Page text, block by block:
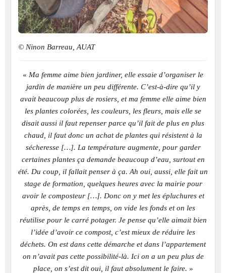
© Ninon Barreau, AUAT
« Ma femme aime bien jardiner, elle essaie d’organiser le
jardin de manière un peu différente. C’est-à-dire qu’il y
avait beaucoup plus de rosiers, et ma femme elle aime bien
les plantes colorées, les couleurs, les fleurs, mais elle se
disait aussi il faut repenser parce qu’il fait de plus en plus
chaud, il faut donc un achat de plantes qui résistent à la
sécheresse […]. La température augmente, pour garder
certaines plantes ça demande beaucoup d’eau, surtout en
été. Du coup, il fallait penser à ça. Ah oui, aussi, elle fait un
stage de formation, quelques heures avec la mairie pour
avoir le composteur […]. Donc on y met les épluchures et
après, de temps en temps, on vide les fonds et on les
réutilise pour le carré potager. Je pense qu’elle aimait bien
l’idée d’avoir ce compost, c’est mieux de réduire les
déchets. On est dans cette démarche et dans l’appartement
on n’avait pas cette possibilité-là. Ici on a un peu plus de
place, on s’est dit oui, il faut absolument le faire. »